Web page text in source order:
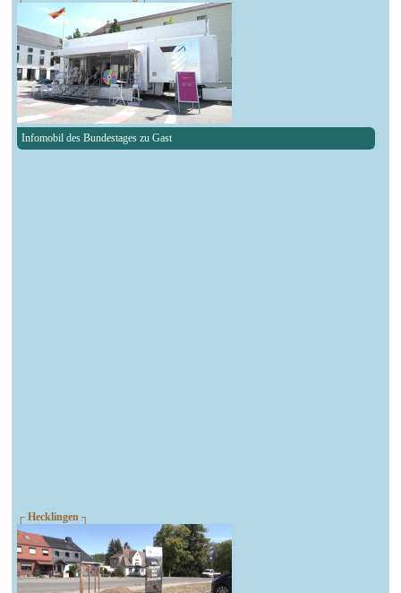
Infomobil des Bundestages zu Gast
┌ Hecklingen ┐